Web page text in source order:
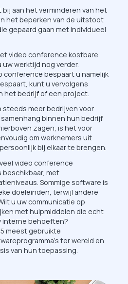
aan het verminderen van het
het beperken van de uitstoot
gepaard gaan met individueel
video conference kostbare
werktijd nog verder.
conference bespaart u namelijk
kunt u vervolgens
het bedrijf of een project.
steeds meer bedrijven voor
binnen hun bedrijf
zagen, is het voor
om werknemers uit
bij elkaar te brengen.
video conference
met
Sommige software is
doeleinden, terwijl andere
u uw communicatie op
met hulpmiddelen die echt
interne behoeften?
meest gebruikte
ter wereld en
van hun toepassing.